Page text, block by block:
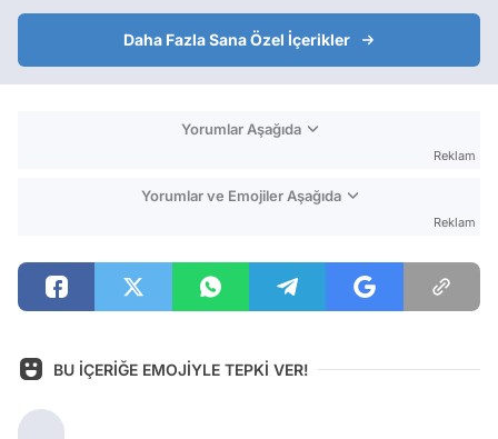
Daha Fazla Sana Özel İçerikler
Yorumlar Aşağıda
Reklam
Yorumlar ve Emojiler Aşağıda
Reklam
BU İÇERİĞE EMOJİYLE TEPKİ VER!